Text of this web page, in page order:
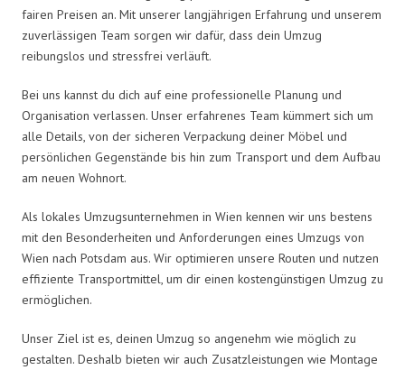
fairen Preisen an. Mit unserer langjährigen Erfahrung und unserem
zuverlässigen Team sorgen wir dafür, dass dein Umzug
reibungslos und stressfrei verläuft.
Bei uns kannst du dich auf eine professionelle Planung und
Organisation verlassen. Unser erfahrenes Team kümmert sich um
alle Details, von der sicheren Verpackung deiner Möbel und
persönlichen Gegenstände bis hin zum Transport und dem Aufbau
am neuen Wohnort.
Als lokales Umzugsunternehmen in Wien kennen wir uns bestens
mit den Besonderheiten und Anforderungen eines Umzugs von
Wien nach Potsdam aus. Wir optimieren unsere Routen und nutzen
effiziente Transportmittel, um dir einen kostengünstigen Umzug zu
ermöglichen.
Unser Ziel ist es, deinen Umzug so angenehm wie möglich zu
gestalten. Deshalb bieten wir auch Zusatzleistungen wie Montage